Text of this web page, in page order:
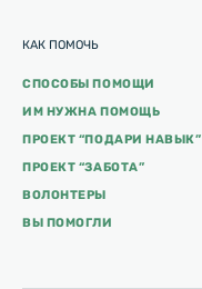
КАК ПОМОЧЬ
СПОСОБЫ ПОМОЩИ
ИМ НУЖНА ПОМОЩЬ
ПРОЕКТ “ПОДАРИ НАВЫК”
ПРОЕКТ “ЗАБОТА”
ВОЛОНТЕРЫ
ВЫ ПОМОГЛИ